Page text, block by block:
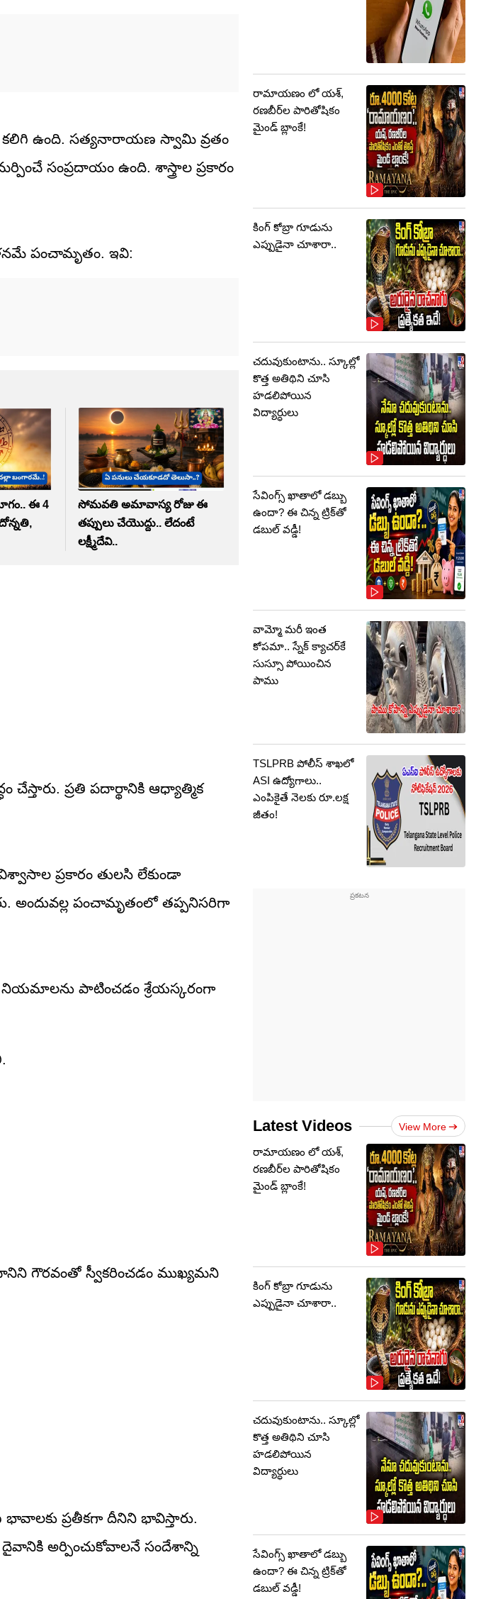
కలిగి ఉంది. సత్యనారాయణ స్వామి వ్రతం
సంప్రదాయం ఉంది. శాస్త్రాల ప్రకారం
పంచామృతం. ఇవి:
ఈ 4
సోమవతి అమావాస్య రోజు ఈ
తప్పులు చేయొద్దు.. లేదంటే
లక్ష్మీదేవి..
ప్రతి పదార్థానికి ఆధ్యాత్మిక
ప్రకారం తులసి లేకుండా
అందువల్ల పంచామృతంలో తప్పనిసరిగా
నియమాలను పాటించడం శ్రేయస్కరంగా
గౌరవంతో స్వీకరించడం ముఖ్యమని
ప్రతీకగా దీనిని భావిస్తారు.
దైవానికి అర్పించుకోవాలనే సందేశాన్ని
రామాయణం లో యశ్,
రణబీర్‌ల పారితోషికం
మైండ్‌ బ్లాంకే!
కింగ్ కోబ్రా గూడును
ఎప్పుడైనా చూశారా..
చదువుకుంటాను.. స్కూల్లో
కొత్త అతిథిని చూసి
హడలిపోయిన
విద్యార్ధులు
సేవింగ్స్ ఖాతాలో డబ్బు
ఉందా? ఈ చిన్న ట్రిక్‌తో
డబుల్ వడ్డీ!
వామ్మో మరీ ఇంత
కోపమా.. స్నేక్ క్యాచర్‌కే
సుస్సూ పోయించిన
పాము
TSLPRB పోలీస్‌ శాఖలో
ASI ఉద్యోగాలు..
ఎంపికైతే నెలకు రూ.లక్ష
జీతం!
Latest Videos View More
రామాయణం లో యశ్,
రణబీర్‌ల పారితోషికం
మైండ్‌ బ్లాంకే!
కింగ్ కోబ్రా గూడును
ఎప్పుడైనా చూశారా..
చదువుకుంటాను.. స్కూల్లో
కొత్త అతిథిని చూసి
హడలిపోయిన
విద్యార్ధులు
సేవింగ్స్ ఖాతాలో డబ్బు
ఉందా? ఈ చిన్న ట్రిక్‌తో
డబుల్ వడ్డీ!